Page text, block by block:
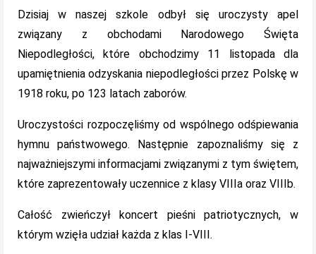
Dzisiaj w naszej szkole odbył się uroczysty apel
związany z obchodami Narodowego Święta
Niepodległości, które obchodzimy 11 listopada dla
upamiętnienia odzyskania niepodległości przez Polskę w
1918 roku, po 123 latach zaborów.
Uroczystości rozpoczęliśmy od wspólnego odśpiewania
hymnu państwowego. Następnie zapoznaliśmy się z
najważniejszymi informacjami związanymi z tym świętem,
które zaprezentowały uczennice z klasy VIIIa oraz VIIIb.
Całość zwieńczył koncert pieśni patriotycznych, w
którym wzięła udział każda z klas I-VIII.